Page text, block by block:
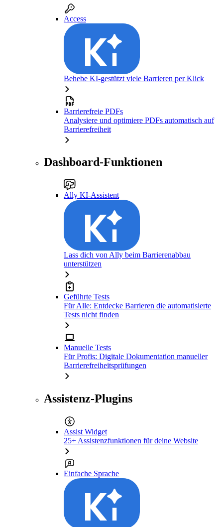
Access
Behebe KI-gestützt viele Barrieren per Klick
Barrierefreie PDFs
Analysiere und optimiere PDFs automatisch auf
Barrierefreiheit
Dashboard-Funktionen
Ally KI-Assistent
Lass dich von Ally beim Barrierenabbau
unterstützen
Geführte Tests
Für Alle: Entdecke Barrieren die automatisierte
Tests nicht finden
Manuelle Tests
Für Profis: Digitale Dokumentation manueller
Barrierefreiheitsprüfungen
Assistenz-Plugins
Assist Widget
25+ Assistenzfunktionen für deine Website
Einfache Sprache